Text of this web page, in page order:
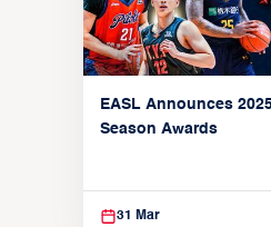
EASL Announces
Season Awards
31 Mar